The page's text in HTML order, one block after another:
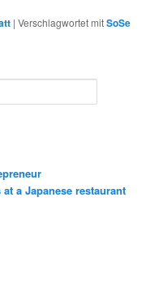
|Verschlagwortet mitSoSe
a Japanese restaurant